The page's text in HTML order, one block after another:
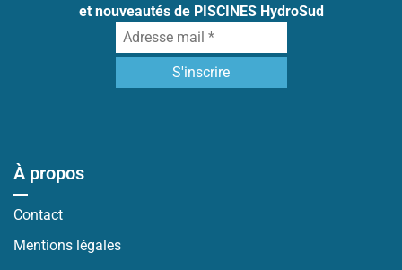
et nouveautés de PISCINES HydroSud
À propos
Contact
Mentions légales